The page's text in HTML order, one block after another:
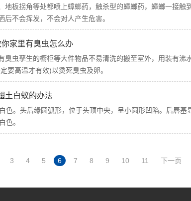
地板拐角等处都喷上蟑螂药，触杀型的蟑螂药，蟑螂一接触
不会挥发，不会对人产生危害。
家里有臭虫怎么办
臭虫孳生的橱柜等大件物品不易清洗的搬至室外，用装有沸
要高温才有效)以烫死臭虫及卵。
土白蚁的办法
色。头后缘圆弧形，位于头顶中央，呈小圆形凹陷。后唇基
色。
3 4 5 6 7 8 9 10 11 下一页